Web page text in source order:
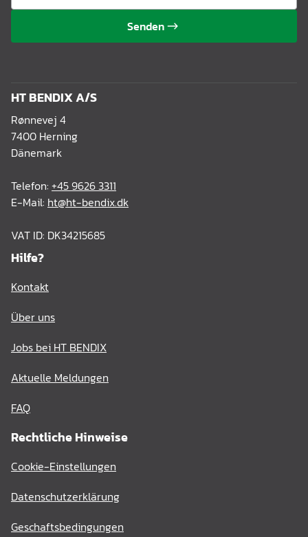
Senden
HT BENDIX A/S
Rønnevej 4
7400 Herning
Dänemark
Telefon: +45 9626 3311
E-Mail: ht@ht-bendix.dk
VAT ID: DK34215685
Hilfe?
Kontakt
Über uns
Jobs bei HT BENDIX
Aktuelle Meldungen
FAQ
Rechtliche Hinweise
Cookie-Einstellungen
Datenschutzerklärung
Geschaftsbedingungen